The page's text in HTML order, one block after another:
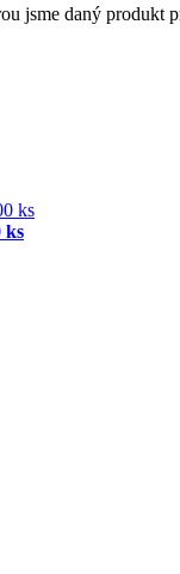
jsme daný produkt
ks